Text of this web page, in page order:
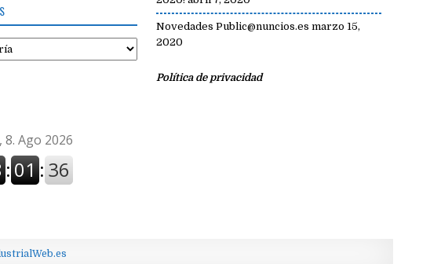
Novedades Public@nuncios.es marzo 15,
2020
Política de privacidad